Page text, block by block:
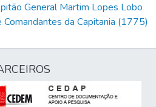
General Martim Lopes Lobo
Comandantes da Capitania (1775)